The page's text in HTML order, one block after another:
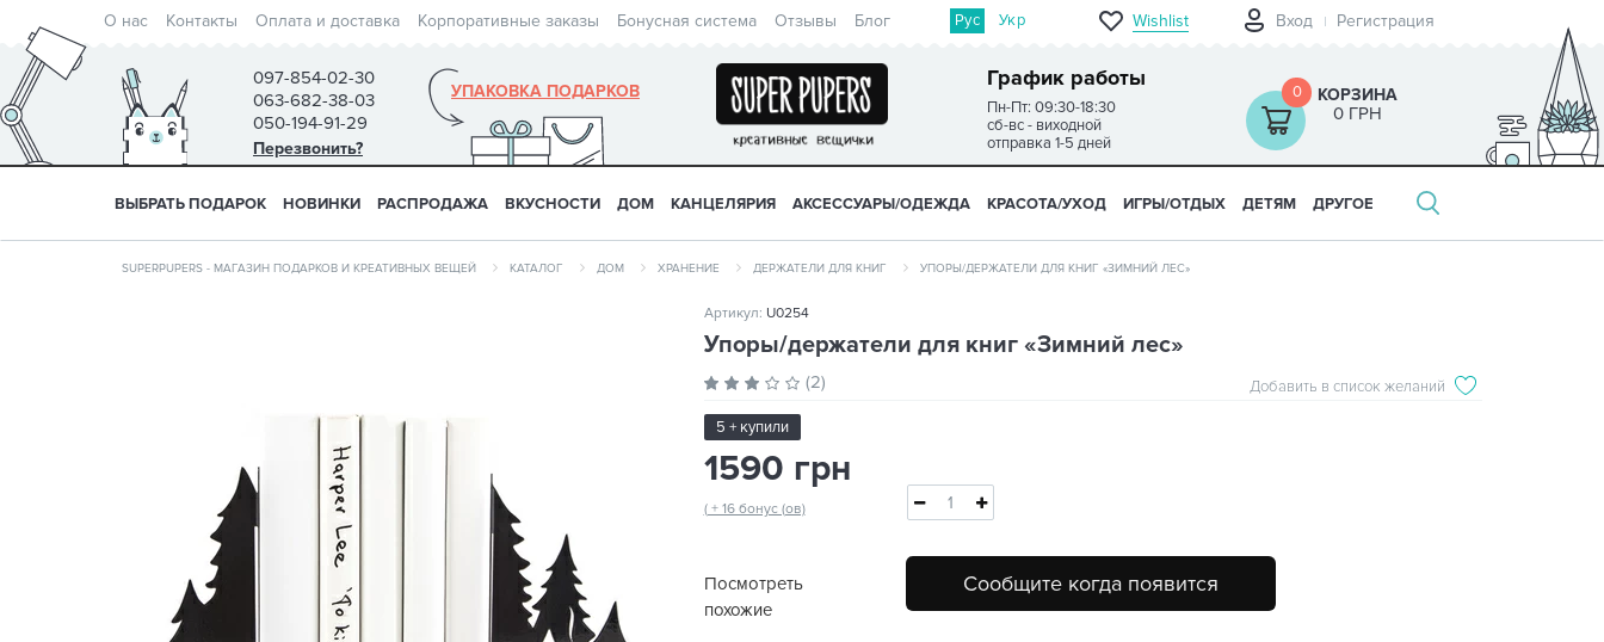
О нас Контакты Оплата и доставка Корпоративные заказы Бонусная система Отзывы Блог Рус Укр Wishlist Вход Регистрация
097-854-02-30
063-682-38-03
050-194-91-29
Перезвонить?
График работы
Пн-Пт: 09:30-18:30
сб-вс - виходной
отправка 1-5 дней
УПАКОВКА ПОДАРКОВ 0 КОРЗИНА
0 ГРН
ВЫБРАТЬ ПОДАРОК НОВИНКИ РАСПРОДАЖА ВКУСНОСТИ ДОМ КАНЦЕЛЯРИЯ АКСЕССУАРЫ/ОДЕЖДА КРАСОТА/УХОД ИГРЫ/ОТДЫХ ДЕТЯМ ДРУГОЕ
SUPERPUPERS - МАГАЗИН ПОДАРКОВ И КРЕАТИВНЫХ ВЕЩЕЙ КАТАЛОГ ДОМ ХРАНЕНИЕ ДЕРЖАТЕЛИ ДЛЯ КНИГ УПОРЫ/ДЕРЖАТЕЛИ ДЛЯ КНИГ «ЗИМНИЙ ЛЕС»
Артикул: U0254
Упоры/держатели для книг «Зимний лес»
(2) Добавить в список желаний
5 + купили
1590 грн
( + 16 бонус (ов)
Посмотреть
похожие
Сообщите когда появится